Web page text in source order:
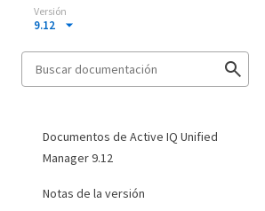
Versión
9.12
Documentos de Active IQ Unified
Manager 9.12
Notas de la versión